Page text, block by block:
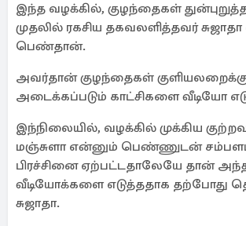
இந்த வழக்கில், குழந்தைகள்
முதலில் ரகசிய தகவலளித்தவர்
பெண்தான்.
அவர்தான் குழந்தைகள்
அடைக்கப்படும் காட்சிகளை வீடியோ
இந்நிலையில், வழக்கில் முக்கிய
மஞ்சுளா என்னும் பெண்ணுடன்
பிரச்சினை ஏற்பட்டதாலேயே தான்
வீடியோக்களை எடுத்ததாக தற்போது
சுஜாதா.